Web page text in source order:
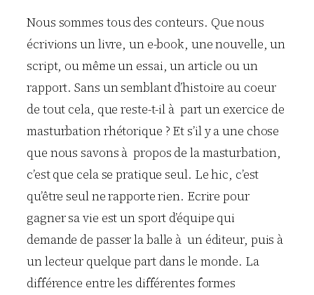
Nous sommes tous des conteurs. Que nous
écrivions un livre, un e-book, une nouvelle, un
script, ou même un essai, un article ou un
rapport. Sans un semblant d’histoire au coeur
de tout cela, que reste-t-il à part un exercice de
masturbation rhétorique ? Et s’il y a une chose
que nous savons à propos de la masturbation,
c’est que cela se pratique seul. Le hic, c’est
qu’être seul ne rapporte rien. Ecrire pour
gagner sa vie est un sport d’équipe qui
demande de passer la balle à un éditeur, puis à
un lecteur quelque part dans le monde. La
différence entre les différentes formes